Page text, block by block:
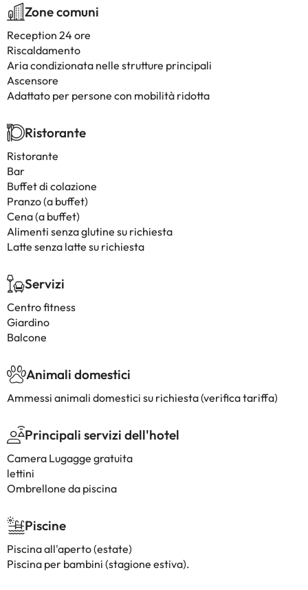
Zone comuni
Reception 24 ore
Riscaldamento
Aria condizionata nelle strutture principali
Ascensore
Adattato per persone con mobilità ridotta
Ristorante
Ristorante
Bar
Buffet di colazione
Pranzo (a buffet)
Cena (a buffet)
Alimenti senza glutine su richiesta
Latte senza latte su richiesta
Servizi
Centro fitness
Giardino
Balcone
Animali domestici
Ammessi animali domestici su richiesta (verifica tariffa)
Principali servizi dell'hotel
Camera Lugagge gratuita
lettini
Ombrellone da piscina
Piscine
Piscina all'aperto (estate)
Piscina per bambini (stagione estiva).